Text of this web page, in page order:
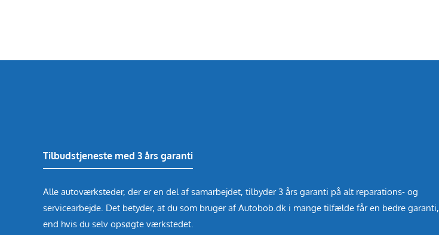
Tilbudstjeneste med 3 års garanti
Alle autoværksteder, der er en del af samarbejdet, tilbyder 3 års garanti på alt reparations- og
servicearbejde. Det betyder, at du som bruger af Autobob.dk i mange tilfælde får en bedre garanti,
end hvis du selv opsøgte værkstedet.